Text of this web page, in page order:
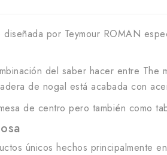
diseñada por Teymour ROMAN
del saber hacer entre
de nogal está acabada con
de centro pero también como
únicos hechos principalmente